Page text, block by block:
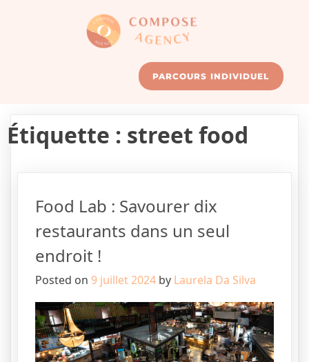
PARCOURS INDIVIDUEL
Étiquette : street food
Food Lab : Savourer dix
restaurants dans un seul
endroit !
Posted on 9 juillet 2024 by Laurela Da Silva